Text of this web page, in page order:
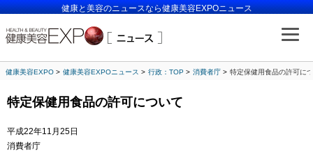
健康と美容のニュースなら健康美容EXPOニュース
健康美容EXPO 健康美容EXPOニュース 行政：TOP 消費者庁 特定保健用食品の許可に
特定保健用食品の許可について
平成22年11月25日
消費者庁